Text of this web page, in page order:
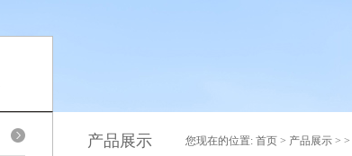
产品展示 您现在的位置: 首页 > 产品展示 > >